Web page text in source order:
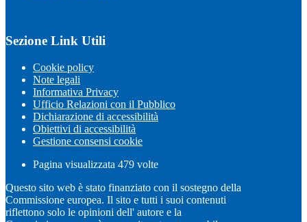
Sezione Link Utili
Cookie policy
Note legali
Informativa Privacy
Ufficio Relazioni con il Pubblico
Dichiarazione di accessibilità
Obiettivi di accessibilità
Gestione consensi cookie
Pagina visualizzata 479 volte
Questo sito web è stato finanziato con il sostegno della
Commissione europea. Il sito e tutti i suoi contenuti
riflettono solo le opinioni dell' autore e la